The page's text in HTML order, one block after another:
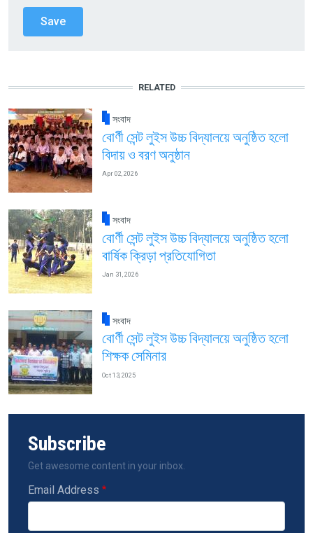
RELATED
সংবাদ
বোর্ণী সেন্ট লুইস উচ্চ বিদ্যালয়ে অনুষ্ঠিত হলো
বিদায় ও বরণ অনুষ্ঠান
Apr 02, 2026
সংবাদ
বোর্ণী সেন্ট লুইস উচ্চ বিদ্যালয়ে অনুষ্ঠিত হলো
বার্ষিক ক্রিড়া প্রতিযোগিতা
Jan 31, 2026
সংবাদ
বোর্ণী সেন্ট লুইস উচ্চ বিদ্যালয়ে অনুষ্ঠিত হলো
শিক্ষক সেমিনার
Oct 13, 2025
Subscribe
Get awesome content in your inbox.
Email Address